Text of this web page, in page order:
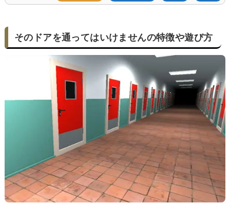
そのドアを通ってはいけませんの特徴や遊び方